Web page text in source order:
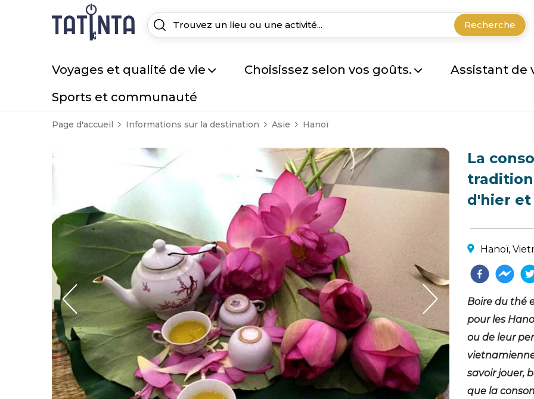
Recherche
Voyages et qualité de vie Choisissez selon vos goûts.
Assistant de
Sports et communauté
Page d'accueil Informations sur la destination Asie Hanoï
La
d'hier
Hanoï,
Boire du thé
pour les
ou de leur
savoir jouer,
que la